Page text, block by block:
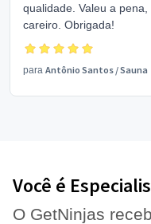
qualidade. Valeu a
careiro. Obrigada!
para Antônio Santos /Sauna
Você é
O GetNinjas